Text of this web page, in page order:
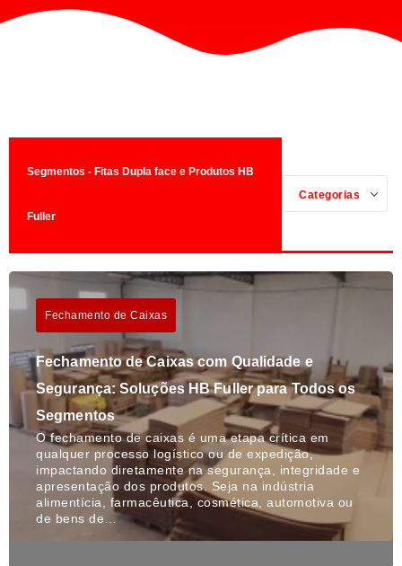
Segmentos - Fitas Dupla face e Produtos HB
Fuller
Categorias
Fechamento de Caixas
Fechamento de Caixas com Qualidade e
Segurança: Soluções HB Fuller para Todos os
Segmentos
O fechamento de caixas é uma etapa crítica em
qualquer processo logístico ou de expedição,
impactando diretamente na segurança, integridade e
apresentação dos produtos. Seja na indústria
alimentícia, farmacêutica, cosmética, automotiva ou
de bens de…